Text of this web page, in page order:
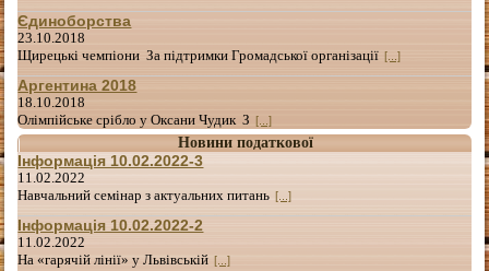
Єдиноборства
23.10.2018
Щирецькі чемпіони За підтримки Громадської організації [...]
Аргентина 2018
18.10.2018
Олімпійське срібло у Оксани Чудик З [...]
Новини податкової
Інформація 10.02.2022-3
11.02.2022
Навчальний семінар з актуальних питань [...]
Інформація 10.02.2022-2
11.02.2022
На «гарячій лінії» у Львівській [...]